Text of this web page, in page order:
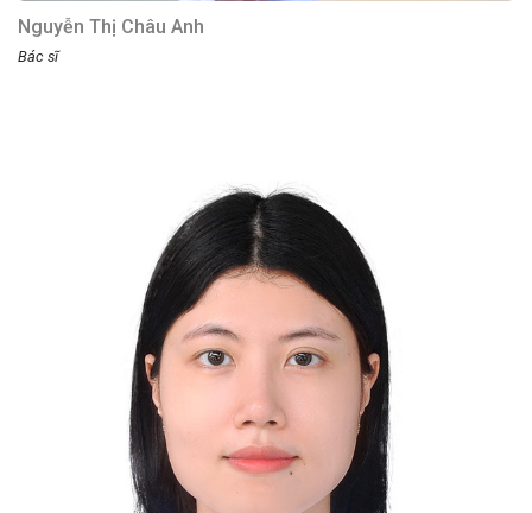
Nguyễn Thị Châu Anh
Bác sĩ